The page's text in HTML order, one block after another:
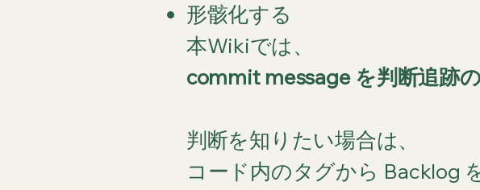
形骸化する
本Wikiでは、
commit message を判断追跡
判断を知りたい場合は、
コード内のタグから Backlog